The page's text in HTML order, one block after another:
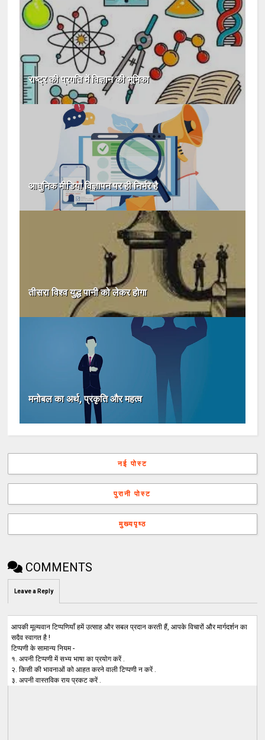
राष्ट्र की प्रगति में विज्ञान की भूमिका
आधुनिक मीडिया विज्ञापन पर ही निर्भर है
तीसरा विश्व युद्ध पानी को लेकर होगा
मनोबल का अर्थ, प्रकृति और महत्व
नई पोस्ट
पुरानी पोस्ट
मुख्यपृष्ठ
COMMENTS
Leave a Reply
आपकी मूल्यवान टिप्पणियाँ हमें उत्साह और सबल प्रदान करती हैं, आपके विचारों और मार्गदर्शन का
सदैव स्वागत है !
टिप्पणी के सामान्य नियम -
१. अपनी टिप्पणी में सभ्य भाषा का प्रयोग करें .
२. किसी की भावनाओं को आहत करने वाली टिप्पणी न करें .
३. अपनी वास्तविक राय प्रकट करें .